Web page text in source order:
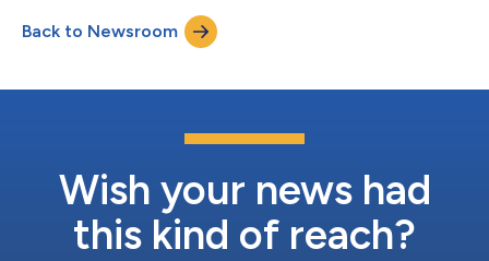
mondo di una piattaforma quantistica full-stack che
comprende quantum computing, quantum networking,
quantum sensing e quant...
Back to Newsroom
Wish your news had
this kind of reach?